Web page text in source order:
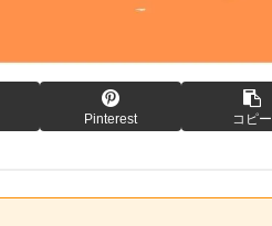
Pinterest コピー